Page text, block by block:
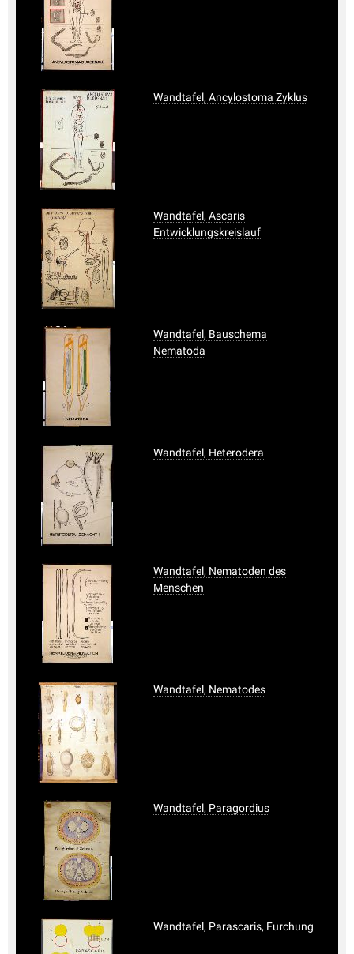
Wandtafel, Ancylostoma Zyklus
Wandtafel, Ascaris
Entwicklungskreislauf
Wandtafel, Bauschema
Nematoda
Wandtafel, Heterodera
Wandtafel, Nematoden des
Menschen
Wandtafel, Nematodes
Wandtafel, Paragordius
Wandtafel, Parascaris, Furchung